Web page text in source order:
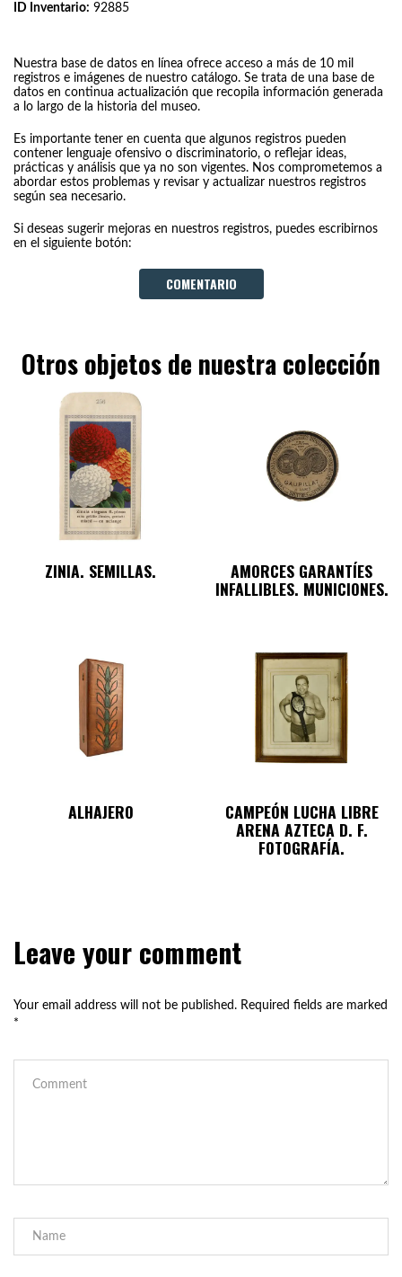
ID Inventario: 92885
Nuestra base de datos en línea ofrece acceso a más de 10 mil
registros e imágenes de nuestro catálogo. Se trata de una base de
datos en continua actualización que recopila información generada
a lo largo de la historia del museo.
Es importante tener en cuenta que algunos registros pueden
contener lenguaje ofensivo o discriminatorio, o reflejar ideas,
prácticas y análisis que ya no son vigentes. Nos comprometemos a
abordar estos problemas y revisar y actualizar nuestros registros
según sea necesario.
Si deseas sugerir mejoras en nuestros registros, puedes escribirnos
en el siguiente botón:
COMENTARIO
Otros objetos de nuestra colección
ZINIA. SEMILLAS. AMORCES GARANTÍES
INFALLIBLES. MUNICIONES.
ALHAJERO CAMPEÓN LUCHA LIBRE
ARENA AZTECA D. F.
FOTOGRAFÍA.
Leave your comment
Your email address will not be published. Required fields are marked
*